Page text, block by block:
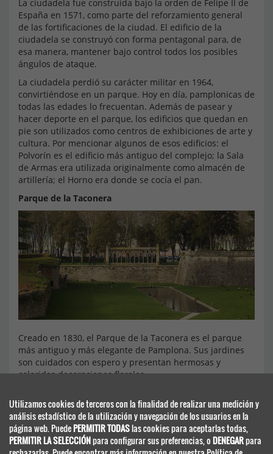
La ciudadela fue construida bajo la orden de Felipe II de
España en 1571, como parte del reforzamiento general
de las fortificaciones de la ciudad. El edificio de la
ciudadela se construyó con forma pentagonal para, de
esa manera, mantener bajo control todos los posibles
ángulos de ataque.
La ciudadela perdió su carácter militar en 1964,
convirtiéndose en un parque. Hoy en día, pamplonicas de
todas las edades lo frecuentan. Además de pasear y
hacer deporte en el parque, los edificios que quedan en
pie son utilizados como centros de exhibiciones de arte y
cultura. Por mencionar algunos de esos edificios: el
Polvorín es el edificio más antiguo del complejo; la Sala
de Armas era utilizada originalmente como almacén de
artillería; el Horno era donde se cocía el pan.
Parque de la Taconera
Creado en 1830, el Parque de la Taconera es el parque
más antiguo y más elegante de Pamplona. Sus jardines
son cuidados con espero y presentan hermosas y
coloridas decoraciones florales.
Utilizamos cookies de terceros con la finalidad de realizar una medición y
análisis estadístico de la utilización y navegación de los usuarios en la
página web. PuedePERMITIR TODASlas cookies para aceptarlas todas,
PERMITIR LA SELECCIÓNpara configurar sus preferencias, o DENEGARpara